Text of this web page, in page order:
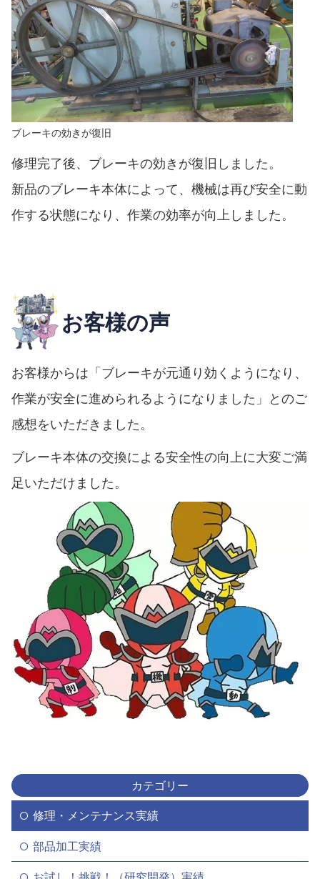
ブレーキの効きが復旧
修理完了後、ブレーキの効きが復旧しました。
新品のブレーキ本体によって、機械は再び安全に動
作する状態になり、作業の効率が向上しました。
お客様の声
お客様からは「ブレーキが元通り効くようになり、
作業が安全に進められるようになりました」とのご
感想をいただきました。
ブレーキ本体の交換による安全性の向上に大変ご満
足いただけました。
カテゴリー
修理・メンテナンス実績
部品加工実績